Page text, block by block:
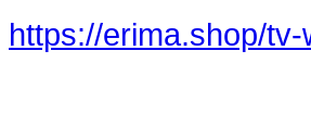
https://erima.shop/